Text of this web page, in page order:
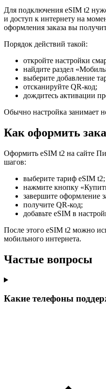
Для подключения eSIM t2
и доступ к интернету на
оформления заказа вы
Порядок действий такой:
откройте настройки
найдите раздел
выберите добавление
отсканируйте QR-код;
дождитесь активации
Обычно настройка занимает
Как оформить
Оформить eSIM t2 на сайте
шагов:
выберите тариф eSIM t2;
нажмите кнопку
завершите оформление
получите QR-код;
добавьте eSIM в
После этого eSIM t2 можно
мобильного интернета.
Частые вопросы
Какие телефоны